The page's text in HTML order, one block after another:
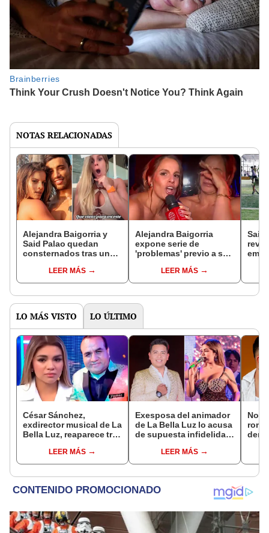
NOTAS RELACIONADAS
Alejandra Baigorria y
Said Palao quedan
consternados tras una
TikTok: “Tendrás un
bebé”
LEER MÁS
Alejandra Baigorria
expone serie de
'problemas' previo a su
Palao: "¡Auxilio!"
LEER MÁS
Said
LO MÁS VISTO LO ÚLTIMO
César Sánchez,
exdirector musical de La
Bella Luz, reaparece tras
Saldaña con polémico
pedido: "Pido respetar
LEER MÁS
Exesposa del animador
de La Bella Luz lo acusa
de supuesta infidelidad
expone chats
LEER MÁS